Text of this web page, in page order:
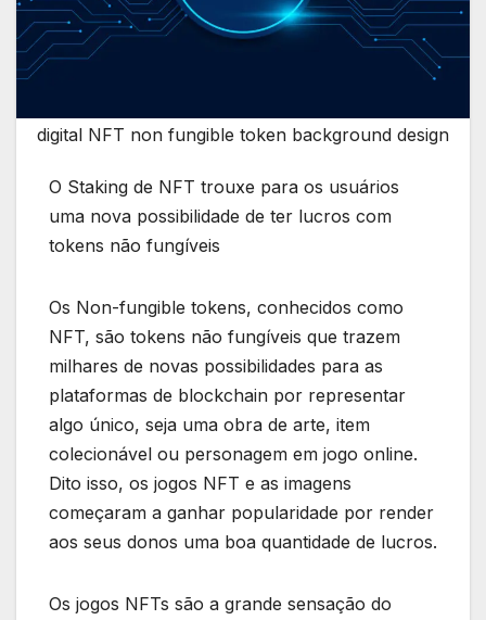
digital NFT non fungible token background design
O Staking de NFT trouxe para os usuários
uma nova possibilidade de ter lucros com
tokens não fungíveis
Os Non-fungible tokens, conhecidos como
NFT, são tokens não fungíveis que trazem
milhares de novas possibilidades para as
plataformas de blockchain por representar
algo único, seja uma obra de arte, item
colecionável ou personagem em jogo online.
Dito isso, os jogos NFT e as imagens
começaram a ganhar popularidade por render
aos seus donos uma boa quantidade de lucros.
Os jogos NFTs são a grande sensação do